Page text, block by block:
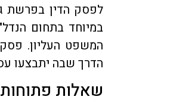
לפסק הדין בפרשת
במיוחד בתחום
המשפט העליון.
הדרך שבה יתבצעו
שאלות פתוחות